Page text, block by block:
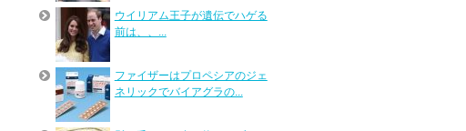
ウイリアム王子が遺伝でハゲる
前は、、...
ファイザーはプロペシアのジェ
ネリックでバイアグラの...